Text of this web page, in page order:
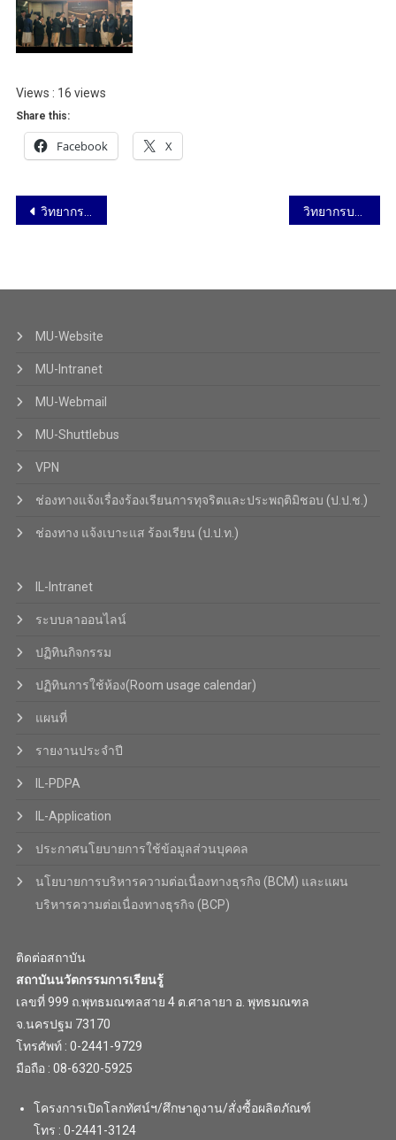
Views : 16 views
Share this:
Facebook X
วิทยากรบรรยายหัวข้อ “การจัดทำรายละเอียดของรายวิชา (มม.3) และรายละเอียดของการฝึกประสบการณ์ภาคสนาม (มม.4) อย่างมีประสิทธิภาพ” วิทยาลัยนานาชาติ มหาวิทยาลัยมหิดล วันที่ 20 กันยายน 2567
MU-Website
MU-Intranet
MU-Webmail
MU-Shuttlebus
VPN
ช่องทางแจ้งเรื่องร้องเรียนการทุจริตและประพฤติมิชอบ (ป.ป.ช.)
ช่องทาง แจ้งเบาะแส ร้องเรียน (ป.ป.ท.)
IL-Intranet
ระบบลาออนไลน์
ปฏิทินกิจกรรม
ปฏิทินการใช้ห้อง(Room usage calendar)
แผนที่
รายงานประจำปี
IL-PDPA
IL-Application
ประกาศนโยบายการใช้ข้อมูลส่วนบุคคล
นโยบายการบริหารความต่อเนื่องทางธุรกิจ (BCM) และแผน
บริหารความต่อเนื่องทางธุรกิจ (BCP)
ติดต่อสถาบัน
สถาบันนวัตกรรมการเรียนรู้
เลขที่ 999 ถ.พุทธมณฑลสาย 4 ต.ศาลายา อ. พุทธมณฑล
จ.นครปฐม 73170
โทรศัพท์ : 0-2441-9729
มือถือ : 08-6320-5925
โครงการเปิดโลกทัศน์ฯ/ศึกษาดูงาน/สั่งซื้อผลิตภัณฑ์
โทร : 0-2441-3124